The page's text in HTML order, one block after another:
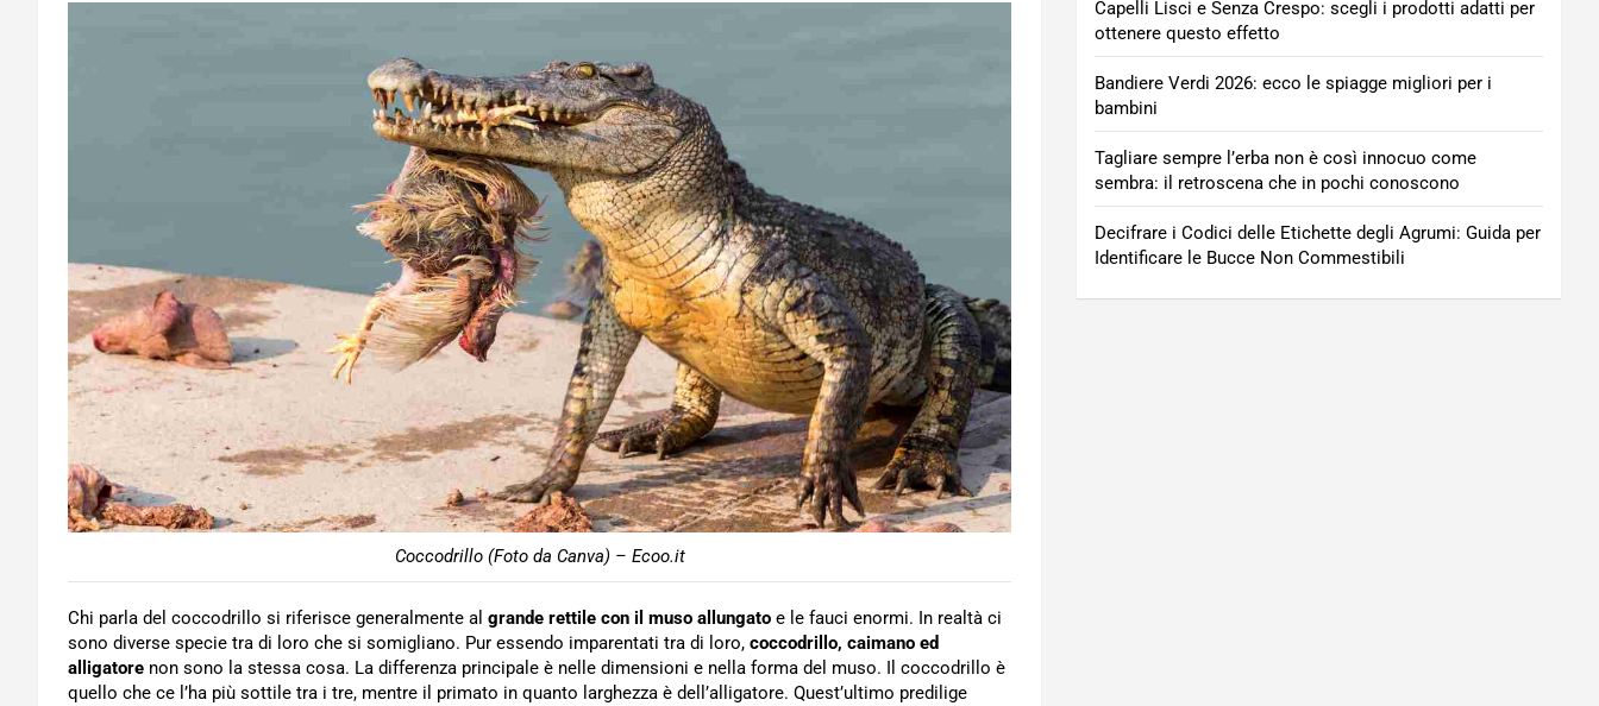
Coccodrillo (Foto da Canva) – Ecoo.it
Chi parla del coccodrillo si riferisce generalmente al grande rettile con il muso allungato e le fauci enormi. In realtà ci
sono diverse specie tra di loro che si somigliano. Pur essendo imparentati tra di loro, coccodrillo, caimano ed
alligatore non sono la stessa cosa. La differenza principale è nelle dimensioni e nella forma del muso. Il coccodrillo è
quello che ce l’ha più sottile tra i tre, mentre il primato in quanto larghezza è dell’alligatore. Quest’ultimo predilige
Capelli Lisci e Senza Crespo: scegli i prodotti adatti per
ottenere questo effetto
Bandiere Verdi 2026: ecco le spiagge migliori per i
bambini
Tagliare sempre l’erba non è così innocuo come
sembra: il retroscena che in pochi conoscono
Decifrare i Codici delle Etichette degli Agrumi: Guida per
Identificare le Bucce Non Commestibili